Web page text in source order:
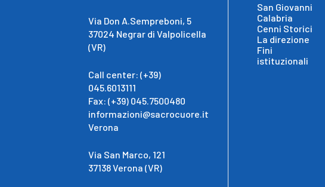
Via Don A.Sempreboni, 5
37024 Negrar di Valpolicella
(VR)
Call center: (+39)
045.6013111
Fax: (+39) 045.7500480
informazioni@sacrocuore.it
Verona
Via San Marco, 121
37138 Verona (VR)
San Giovanni
Calabria
Cenni Storici
La direzione
Fini
istituzionali